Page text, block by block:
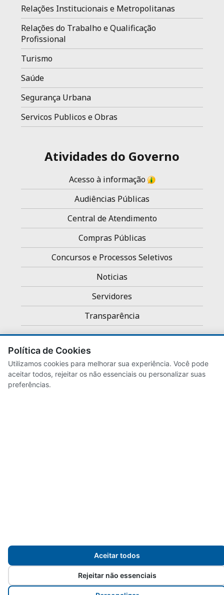
Relações Institucionais e Metropolitanas
Relações do Trabalho e Qualificação
Profissional
Turismo
Saúde
Segurança Urbana
Servicos Publicos e Obras
Atividades do Governo
Acesso à informação
Audiências Públicas
Central de Atendimento
Compras Públicas
Concursos e Processos Seletivos
Noticias
Servidores
Transparência
Política de Cookies
Utilizamos cookies para melhorar sua experiência. Você pode
aceitar todos, rejeitar os não essenciais ou personalizar suas
preferências.
Aceitar todos
Rejeitar não essenciais